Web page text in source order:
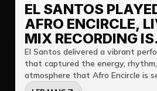
EL SANTOS
AFRO ENCIRCLE,
MIX RECORDING IS
NOW AVAILABLE
YOUTUBE
El Santos delivered a vibrant
that captured the energy,
atmosphere that Afro Encircle is
for. Blending Afrobeats, Amapiano,